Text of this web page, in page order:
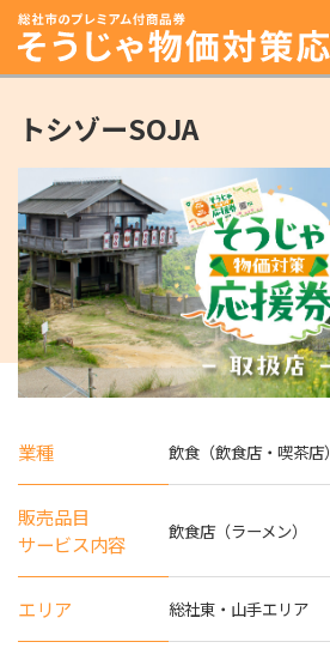
トシゾーSOJA
業種 飲食（飲食店・喫茶店）
販売品目
サービス内容
飲食店（ラーメン）
エリア 総社東・山手エリア